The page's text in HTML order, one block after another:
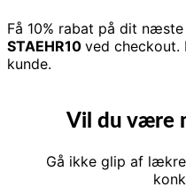
Få 10% rabat på dit
STAEHR10 ved checkout.
kunde.
Vil du være
Gå ikke glip af